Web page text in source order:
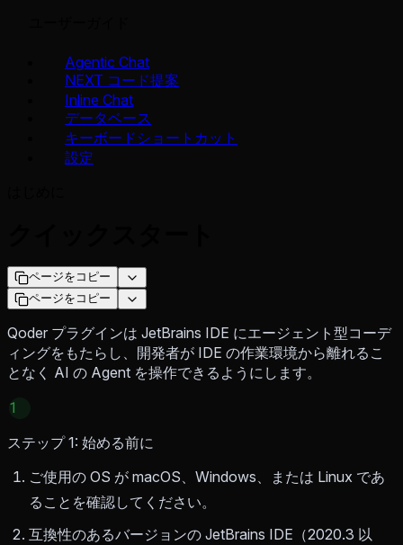
Agentic Chat
NEXT コード提案
Inline Chat
データベース
キーボードショートカット
設定
ページをコピー
ページをコピー
Qoder プラグインは JetBrains IDE にエージェント型コーデ
ィングをもたらし、開発者が IDE の作業環境から離れるこ
となく AI の Agent を操作できるようにします。
1
ステップ 1: 始める前に
ご使用の OS が macOS、Windows、または Linux であ
ることを確認してください。
互換性のあるバージョンの JetBrains IDE（2020.3 以